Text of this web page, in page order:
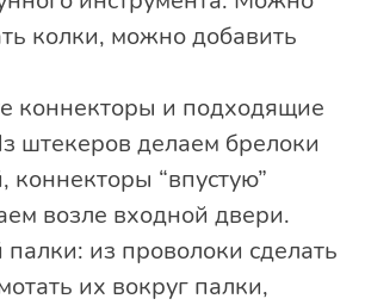
колки, можно добавить
коннекторы и подходящие
штекеров делаем брелоки
коннекторы “впустую”
возле входной двери.
из проволоки сделать
их вокруг палки,